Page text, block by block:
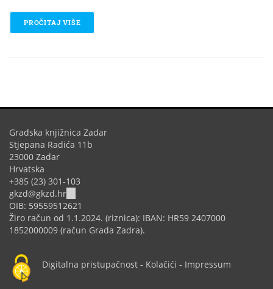
PROČITAJ VIŠE
Gradska knjižnica Zadar
Stjepana Radića 11b
23000 Zadar
Hrvatska
+385 (23) 301-103
gkzd@gkzd.hr
sends
e-
mail)
OIB: 59559512621
Žiro račun od 1.1.2024. (riznica): IBAN: HR59 2407000
1852000009 (račun Grada Zadra).
Digitalna pristupačnost - Kolačići - Impressum